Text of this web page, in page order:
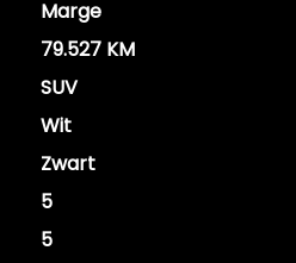
Marge
79.527 KM
SUV
Wit
Zwart
5
5